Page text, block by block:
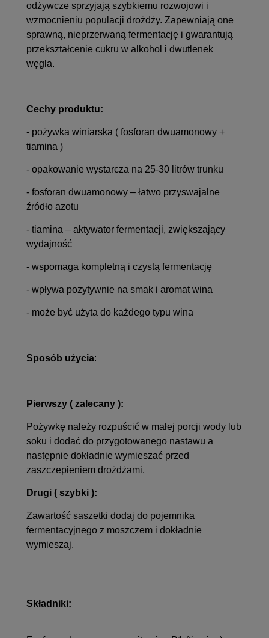
odżywcze sprzyjają szybkiemu rozwojowi i
wzmocnieniu populacji drożdży. Zapewniają one
sprawną, nieprzerwaną fermentację i gwarantują
przekształcenie cukru w alkohol i dwutlenek
węgla.
Cechy produktu:
- pożywka winiarska ( fosforan dwuamonowy +
tiamina )
- opakowanie wystarcza na 25-30 litrów trunku
- fosforan dwuamonowy – łatwo przyswajalne
źródło azotu
- tiamina – aktywator fermentacji, zwiększający
wydajność
- wspomaga kompletną i czystą fermentację
- wpływa pozytywnie na smak i aromat wina
- może być użyta do każdego typu wina
Sposób użycia:
Pierwszy ( zalecany ):
Pożywkę należy rozpuścić w małej porcji wody lub
soku i dodać do przygotowanego nastawu a
następnie dokładnie wymieszać przed
zaszczepieniem drożdżami.
Drugi ( szybki ):
Zawartość saszetki dodaj do pojemnika
fermentacyjnego z moszczem i dokładnie
wymieszaj.
Składniki: